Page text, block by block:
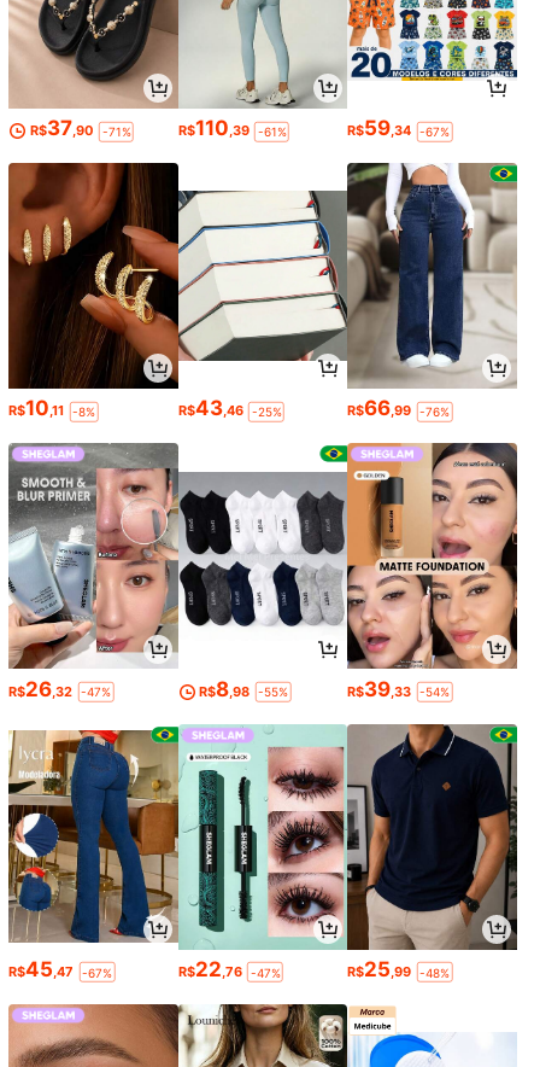
R$37,90 -71% R$110,39 -61% R$59,34 -67%
R$10,11 -8% R$43,46 -25% R$66,99 -76%
R$26 ,32 -47% R$8 ,98 -55% R$39 ,33 -54%
R$45 ,47 -67% R$22 ,76 -47% R$25 ,99 -48%